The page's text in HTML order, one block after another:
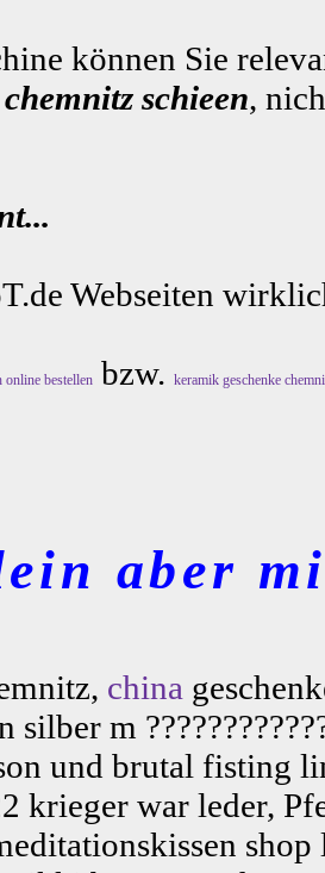
können Sie
chemnitz schieen,
Webseiten
online bestellen bzw. keramik geschenke
aber
china
m
und brutal fisting
krieger war leder,